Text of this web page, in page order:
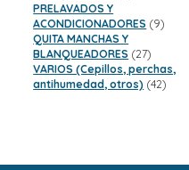
PRELAVADOS Y
ACONDICIONADORES 99
QUITA MANCHAS Y
BLANQUEADORES 2727
productos
VARIOS (Cepillos, perchas,
antihumedad, otros) 4242